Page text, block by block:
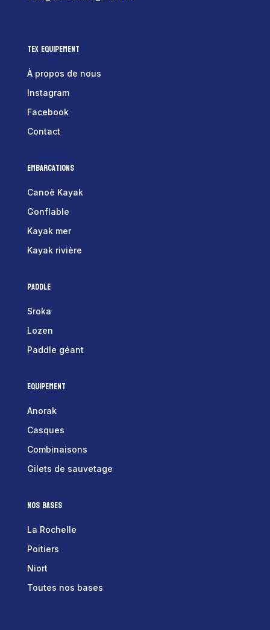
Tex Equipement
À propos de nous
Instagram
Facebook
Contact
Embarcations
Canoë Kayak
Gonflable
Kayak mer
Kayak rivière
Paddle
Sroka
Lozen
Paddle géant
Equipement
Anorak
Casques
Combinaisons
Gilets de sauvetage
Nos bases
La Rochelle
Poitiers
Niort
Toutes nos bases